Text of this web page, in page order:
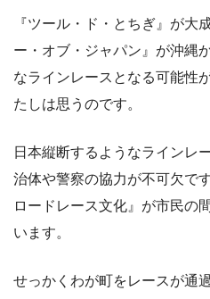
『ツール・ド・とちぎ』が大
ー・オブ・ジャパン』が沖縄
なラインレースとなる可能性
たしは思うのです。
日本縦断するようなラインレ
治体や警察の協力が不可欠で
ロードレース文化』が市民の
います。
せっかくわが町をレースが通